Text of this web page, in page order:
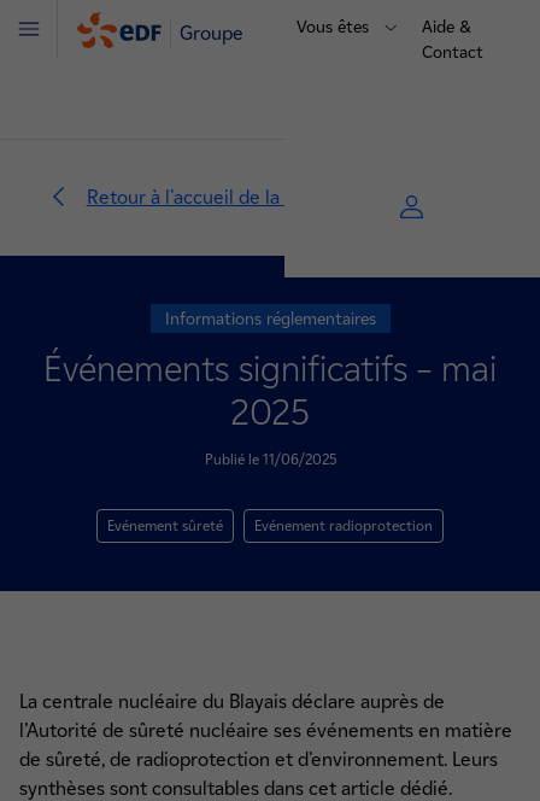
Groupe Vous êtes
Aide &
Contact
Menu
Retour à l'accueil de la centrale
Informations réglementaires
Événements significatifs – mai
2025
Publié le 11/06/2025
Evénement sûreté Evénement radioprotection
La centrale nucléaire du Blayais déclare auprès de
l’Autorité de sûreté nucléaire ses événements en matière
de sûreté, de radioprotection et d’environnement. Leurs
synthèses sont consultables dans cet article dédié.